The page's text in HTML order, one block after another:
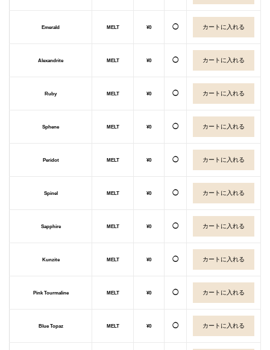
Emerald MELT ¥0 ◯
Alexandrite MELT ¥0 ◯
Ruby MELT ¥0 ◯
Sphene MELT ¥0 ◯
Peridot MELT ¥0 ◯
Spinel MELT ¥0 ◯
Sapphire MELT ¥0 ◯
Kunzite MELT ¥0 ◯
Pink Tourmaline MELT ¥0 ◯
Blue Topaz MELT ¥0 ◯